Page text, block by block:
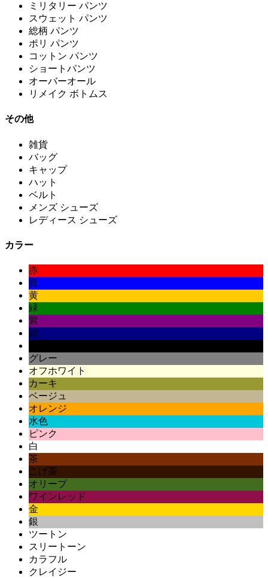
ミリタリー パンツ
スウェット パンツ
総柄 パンツ
ポリ パンツ
コットン パンツ
ショートパンツ
オーバーオール
リメイク ボトムス
その他
雑貨
バッグ
キャップ
ハット
ベルト
メンズ シューズ
レディース シューズ
カラー
赤
青
黄
緑
紫
紺
グレー
オフホワイト
カーキ
ベージュ
オレンジ
水色
ピンク
白
茶
こげ茶
オリーブ
ワインレッド
金
銀
ツートン
スリートーン
カラフル
クレイジー